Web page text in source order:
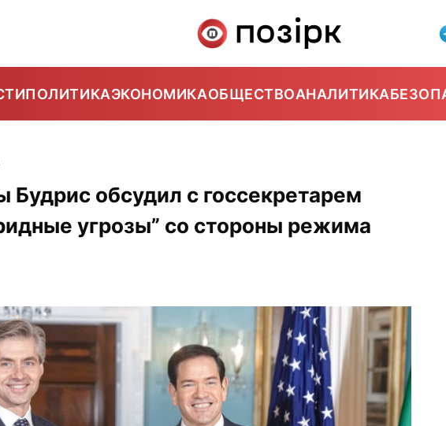
ПОЛИТИКАЭКОНОМИКАОБЩЕСТВОАНАЛИТИКА
обсудил с госсекретарем
угрозы” со стороны режима